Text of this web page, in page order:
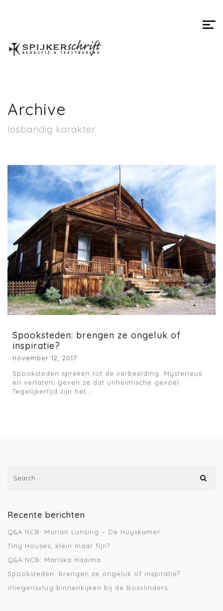
Archive
losbandig karakter
Spooksteden: brengen ze ongeluk of
inspiratie?
november 12, 2017
Spooksteden spreken tot de verbeelding. Mysterieus
en verlaten, geven ze dat unheimische gevoel.
Tegelijkertijd zijn het…
Recente berichten
Q&A NCB: Marian Lunsing – De Huyskamer
Tiny Houses; klein maar fijn?
Q&A NCB: Mariska Haaima
Spooksteden: brengen ze ongeluk of inspiratie?
Vliegensvlug binnenkijken bij de Bosvlinders